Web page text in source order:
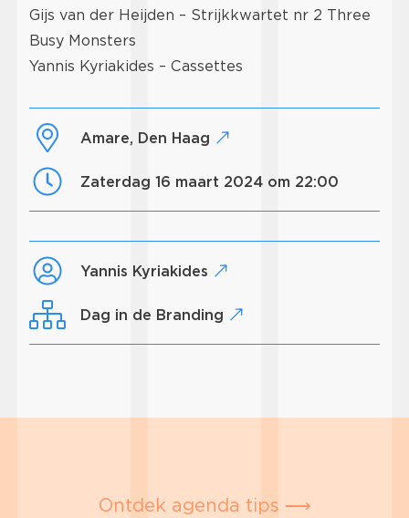
Gijs van der Heijden – Strijkkwartet nr 2 Three
Busy Monsters
Yannis Kyriakides – Cassettes
Amare, Den Haag
zaterdag 16 maart 2024 om 22:00
Yannis Kyriakides
Dag in de Branding
Ontdek agenda tips ⟶